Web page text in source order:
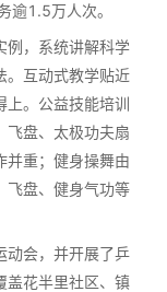
逾1.5万人次。
，系统讲解科学
。互动式教学贴近
上。公益技能培训
飞盘、太极功夫扇
并重；健身操舞由
飞盘、健身气功等
会，并开展了乒
盖花半里社区、镇